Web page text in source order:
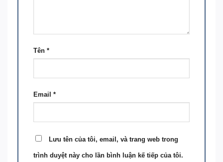
Tên *
Email *
Lưu tên của tôi, email, và trang web trong
trình duyệt này cho lần bình luận kế tiếp của tôi.